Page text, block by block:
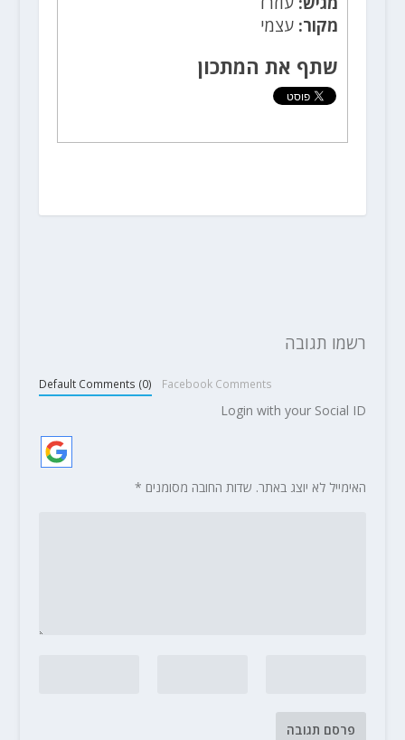
מקור: עצמי
שתף את המתכון
רשמו תגובה
Default Comments (0) Facebook Comments
Login with your Social ID
האימייל לא יוצג באתר. שדות החובה מסומנים *